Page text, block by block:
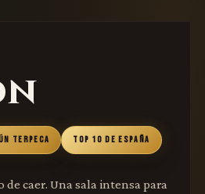
TERPECA TOP 10 DE ESPAÑA
caer. Una sala intensa para